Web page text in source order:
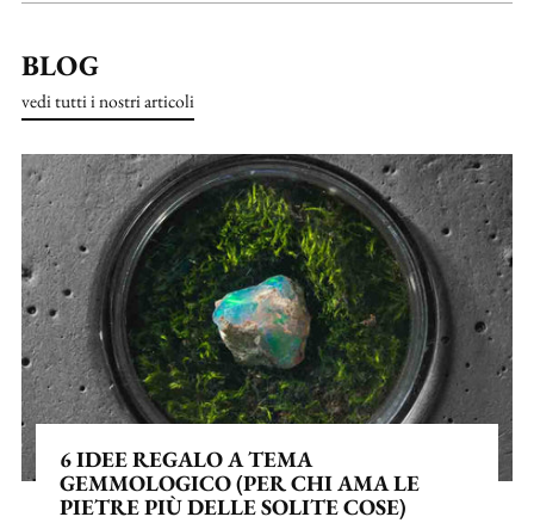
BLOG
vedi tutti i nostri articoli
6 IDEE REGALO A TEMA
GEMMOLOGICO (PER CHI AMA LE
PIETRE PIÙ DELLE SOLITE COSE)